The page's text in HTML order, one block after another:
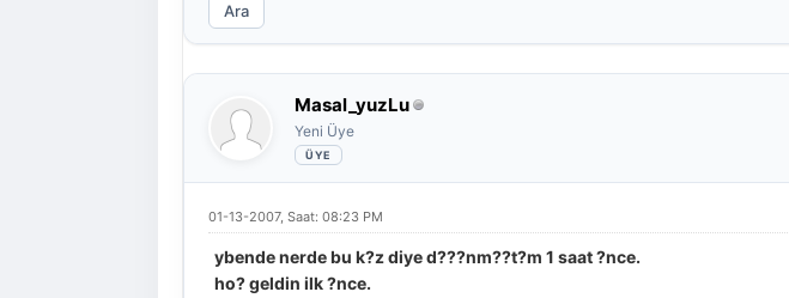
Ara
Masal_yuzLu
Yeni Üye
01-13-2007, Saat: 08:23 PM
ybende nerde bu k?z diye d???nm??t?m 1 saat ?nce.
ho? geldin ilk ?nce.